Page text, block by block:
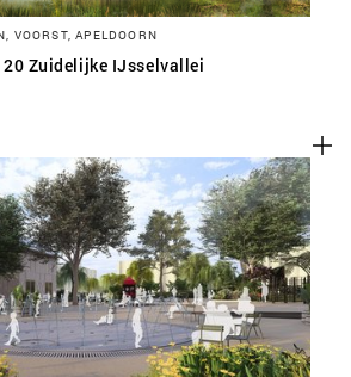
VOORST, APELDOORN
Zuidelijke IJsselvallei